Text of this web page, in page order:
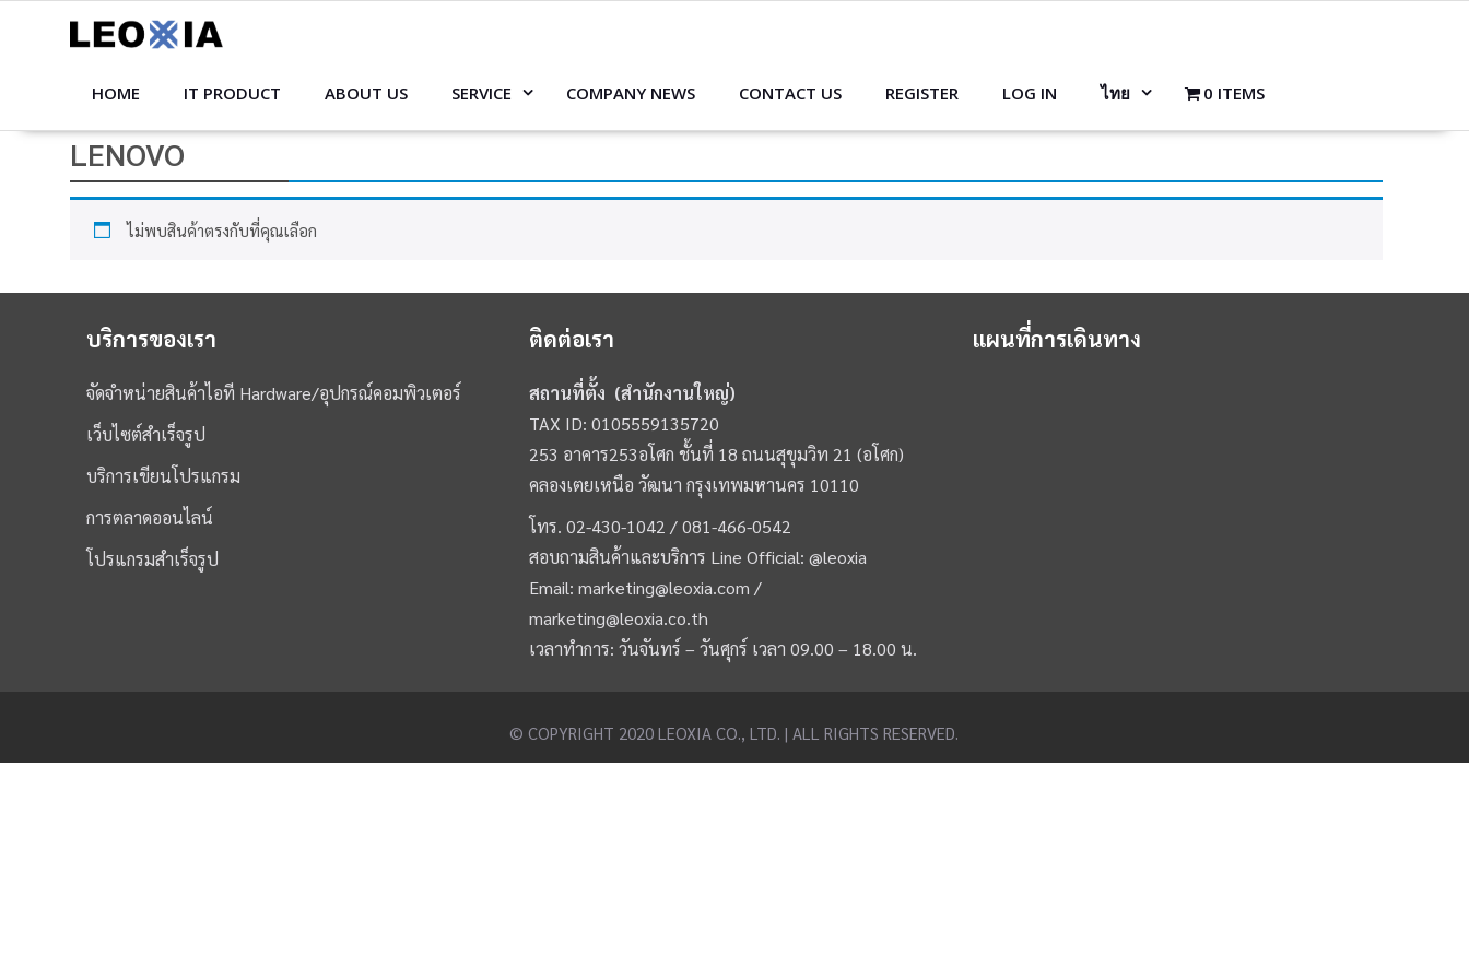
HOME IT PRODUCT ABOUT US SERVICE COMPANY NEWS CONTACT US REGISTER LOG IN ไทย 0 ITEMS
LENOVO
ไม่พบสินค้าตรงกับที่คุณเลือก
บริการของเรา
จัดจำหน่ายสินค้าไอที Hardware/อุปกรณ์คอมพิวเตอร์
เว็บไซต์สำเร็จรูป
บริการเขียนโปรแกรม
การตลาดออนไลน์
โปรแกรมสำเร็จรูป
ติดต่อเรา
สถานที่ตั้ง (สำนักงานใหญ่)
TAX ID: 0105559135720
253 อาคาร253อโศก ชั้นที่ 18 ถนนสุขุมวิท 21 (อโศก)
คลองเตยเหนือ วัฒนา กรุงเทพมหานคร 10110
โทร.02-430-1042 /081-466-0542
สอบถามสินค้าและบริการ Line Official:@leoxia
Email:marketing@leoxia.com /
marketing@leoxia.co.th
เวลาทำการ: วันจันทร์ – วันศุกร์ เวลา 09.00 – 18.00 น.
แผนที่การเดินทาง
© COPYRIGHT 2020 LEOXIA CO., LTD. | ALL RIGHTS RESERVED.